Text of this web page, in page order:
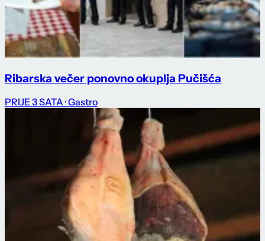
Ribarska večer ponovno okuplja Pučišća
PRIJE 3 SATA · Gastro